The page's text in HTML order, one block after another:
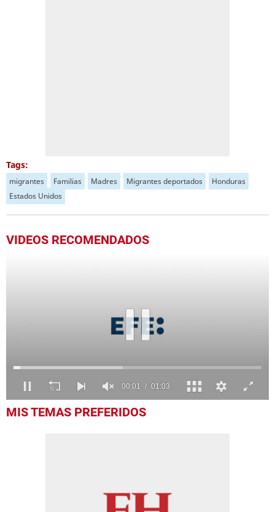
Tags:
migrantes Familias Madres Migrantes deportados
Honduras
Estados Unidos
VIDEOS RECOMENDADOS
seconds
MIS TEMAS PREFERIDOS